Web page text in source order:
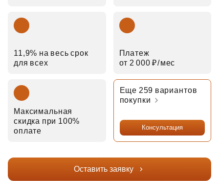
11,9% на весь срок
для всех
Платеж
от 2 000 ₽⁠/⁠мес
Максимальная
скидка при 100%
оплате
Еще 259 вариантов
покупки
Консультация
Оставить заявку